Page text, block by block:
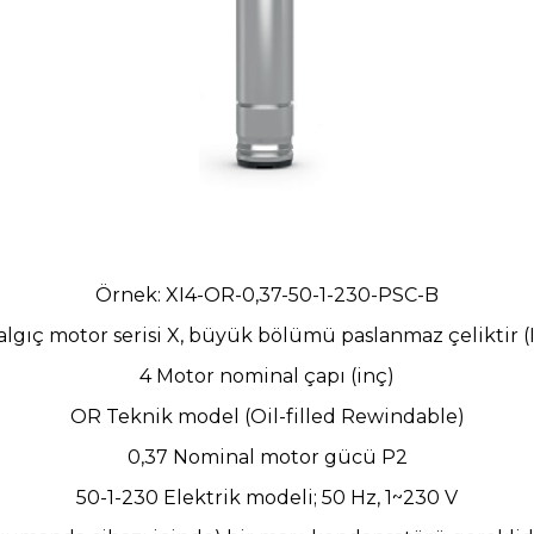
Örnek: XI4-OR-0,37-50-1-230-PSC-B
motor serisi X, büyük bölümü paslanmaz çeliktir
4 Motor nominal çapı (inç)
OR Teknik model (Oil-filled Rewindable)
0,37 Nominal motor gücü P2
50-1-230 Elektrik modeli; 50 Hz, 1~230 V